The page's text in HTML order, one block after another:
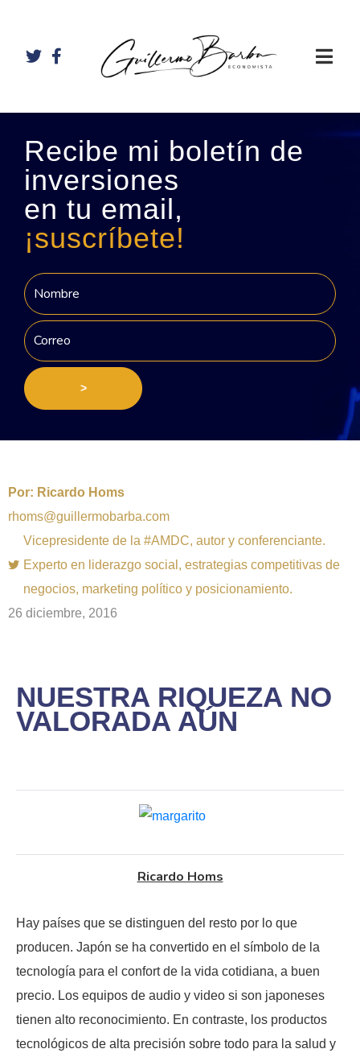
Recibe mi boletín de
inversiones
en tu email,
¡suscríbete!
>
Por: Ricardo Homs
rhoms@guillermobarba.com
Vicepresidente de la #AMDC, autor y conferenciante.
Experto en liderazgo social, estrategias competitivas de
negocios, marketing político y posicionamiento.
26 diciembre, 2016
NUESTRA RIQUEZA NO
VALORADA AÚN
Ricardo Homs
Hay países que se distinguen del resto por lo que
producen. Japón se ha convertido en el símbolo de la
tecnología para el confort de la vida cotidiana, a buen
precio. Los equipos de audio y video si son japoneses
tienen alto reconocimiento. En contraste, los productos
tecnológicos de alta precisión sobre todo para la salud y